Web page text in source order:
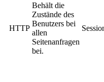
HTTP
Behält die
Zustände des
Benutzers bei
allen
Seitenanfragen
bei.